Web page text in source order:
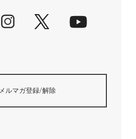
メルマガ登録/解除